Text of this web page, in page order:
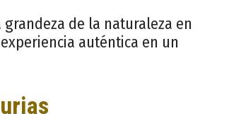
de la naturaleza en
auténtica en un